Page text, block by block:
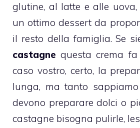
glutine, al latte e alle
un ottimo dessert da
il resto della famiglia. Se
castagne questa crema
caso vostro, certo, la
lunga, ma tanto
devono preparare dolci o
castagne bisogna pulirle,